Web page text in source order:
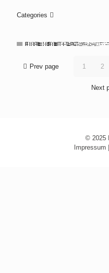
Categories
Prev page 1 2
Next
© 2025
Impressum